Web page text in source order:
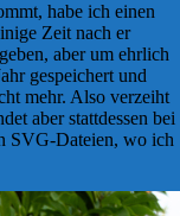
habe ich einen
Zeit nach er
aber um ehrlich
gespeichert und
mehr. Also verzeiht
aber stattdessen bei
SVG-Dateien, wo ich